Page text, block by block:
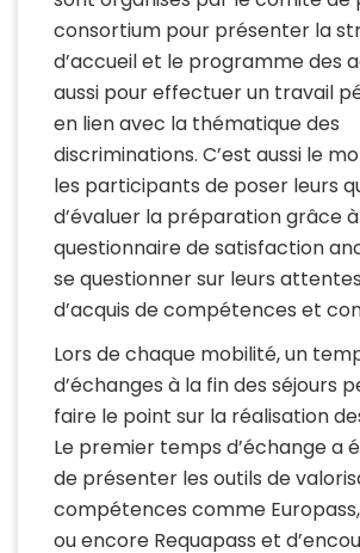
consortium pour présenter la
d’accueil et le programme des
aussi pour effectuer un travail
en lien avec la thématique des
discriminations. C’est aussi le
les participants de poser leurs
d’évaluer la préparation grâce
questionnaire de satisfaction
se questionner sur leurs
d’acquis de compétences et
Lors de chaque mobilité, un
d’échanges à la fin des séjours
faire le point sur la réalisation
Le premier temps d’échange a
de présenter les outils de
compétences comme
ou encore Requapass et